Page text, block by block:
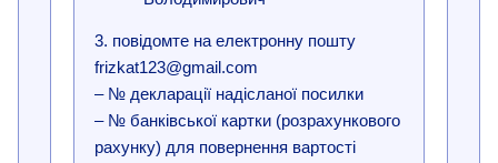
3. повідомте на електронну пошту
frizkat123@gmail.com
– № декларації надісланої посилки
– № банківської картки (розрахункового
рахунку) для повернення вартості